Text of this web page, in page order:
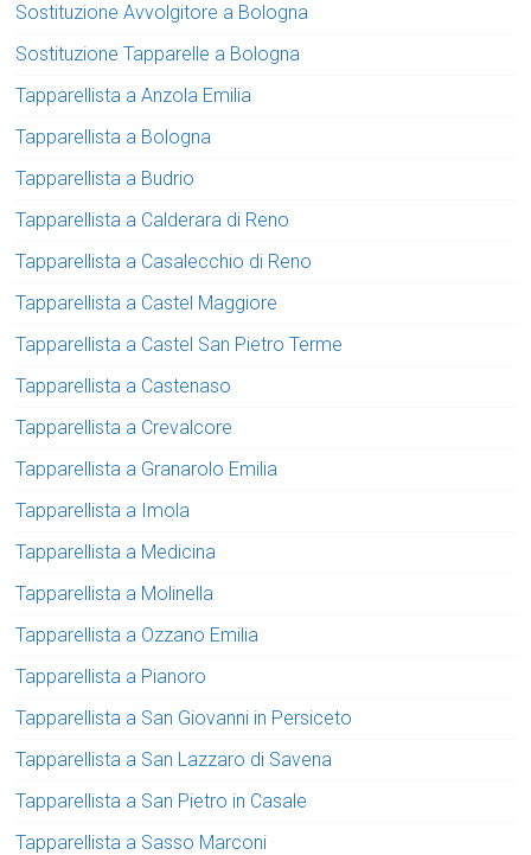
Sostituzione Avvolgitore a Bologna
Sostituzione Tapparelle a Bologna
Tapparellista a Anzola Emilia
Tapparellista a Bologna
Tapparellista a Budrio
Tapparellista a Calderara di Reno
Tapparellista a Casalecchio di Reno
Tapparellista a Castel Maggiore
Tapparellista a Castel San Pietro Terme
Tapparellista a Castenaso
Tapparellista a Crevalcore
Tapparellista a Granarolo Emilia
Tapparellista a Imola
Tapparellista a Medicina
Tapparellista a Molinella
Tapparellista a Ozzano Emilia
Tapparellista a Pianoro
Tapparellista a San Giovanni in Persiceto
Tapparellista a San Lazzaro di Savena
Tapparellista a San Pietro in Casale
Tapparellista a Sasso Marconi